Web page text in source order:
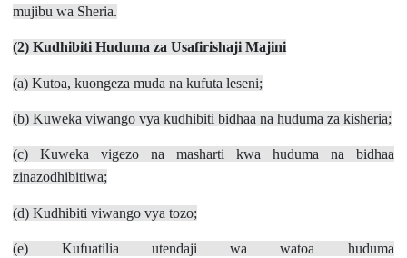
mujibu wa Sheria.
(2) KudhibitiHuduma za Usafirishaji Majini
(a) Kutoa, kuongeza muda na kufuta leseni;
(b) Kuweka viwango vya kudhibiti bidhaa na huduma za kisheria;
(c) Kuweka vigezo na masharti kwa huduma na bidhaa
zinazodhibitiwa;
(d) Kudhibiti viwango vya tozo;
(e) Kufuatilia utendaji wa watoa huduma